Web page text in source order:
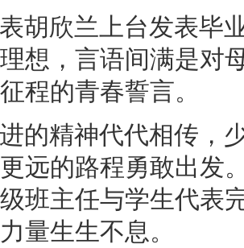
胡欣兰上台发表毕
想，言语间满是对
程的青春誓言。
的精神代代相传，
远的路程勇敢出发
班主任与学生代表
量生生不息。